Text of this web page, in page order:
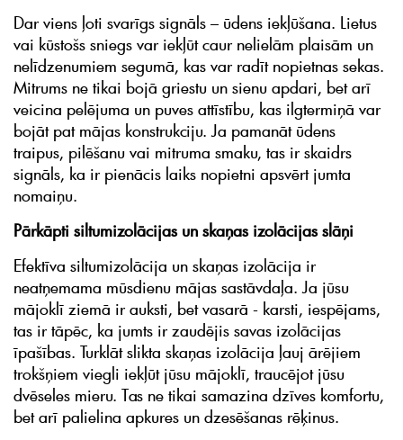
Dar viens ļoti svarīgs signāls – ūdens iekļūšana. Lietus
vai kūstošs sniegs var iekļūt caur nelielām plaisām un
nelīdzenumiem segumā, kas var radīt nopietnas sekas.
Mitrums ne tikai bojā griestu un sienu apdari, bet arī
veicina pelējuma un puves attīstību, kas ilgtermiņā var
bojāt pat mājas konstrukciju. Ja pamanāt ūdens
traipus, pilēšanu vai mitruma smaku, tas ir skaidrs
signāls, ka ir pienācis laiks nopietni apsvērt jumta
nomaiņu.
Pārkāpti siltumizolācijas un skaņas izolācijas slāņi
Efektīva siltumizolācija un skaņas izolācija ir
neatņemama mūsdienu mājas sastāvdaļa. Ja jūsu
mājoklī ziemā ir auksti, bet vasarā - karsti, iespējams,
tas ir tāpēc, ka jumts ir zaudējis savas izolācijas
īpašības. Turklāt slikta skaņas izolācija ļauj ārējiem
trokšņiem viegli iekļūt jūsu mājoklī, traucējot jūsu
dvēseles mieru. Tas ne tikai samazina dzīves komfortu,
bet arī palielina apkures un dzesēšanas rēķinus.